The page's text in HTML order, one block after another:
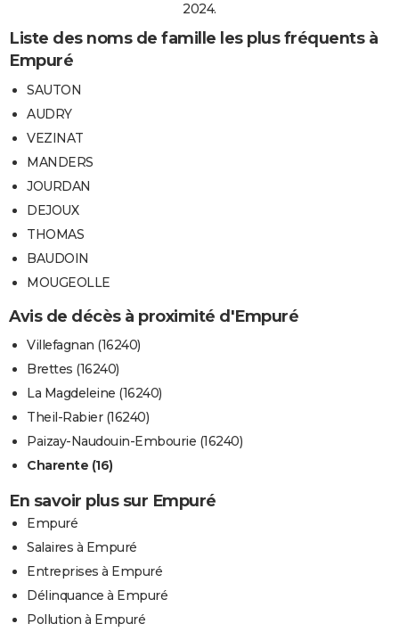
2024.
Liste des noms de famille les plus fréquents à
Empuré
SAUTON
AUDRY
VEZINAT
MANDERS
JOURDAN
DEJOUX
THOMAS
BAUDOIN
MOUGEOLLE
Avis de décès à proximité d'Empuré
Villefagnan (16240)
Brettes (16240)
La Magdeleine (16240)
Theil-Rabier (16240)
Paizay-Naudouin-Embourie (16240)
Charente (16)
En savoir plus sur Empuré
Empuré
Salaires à Empuré
Entreprises à Empuré
Délinquance à Empuré
Pollution à Empuré